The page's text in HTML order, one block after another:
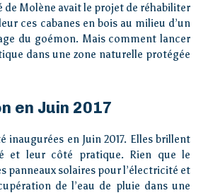
de Molène avait le projet de réhabiliter
ces cabanes en bois au milieu d’un
du goémon. Mais comment lancer
dans une zone naturelle protégée
en Juin 2017
inaugurées en Juin 2017. Elles brillent
et leur côté pratique. Rien que le
panneaux solaires pour l’électricité et
de l’eau de pluie dans une